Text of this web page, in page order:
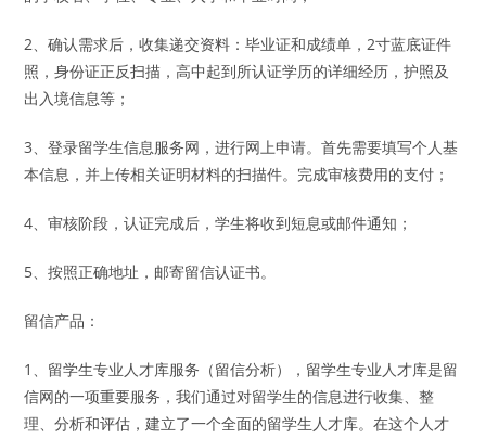
2、确认需求后，收集递交资料：毕业证和成绩单，2寸蓝底证件
照，身份证正反扫描，高中起到所认证学历的详细经历，护照及
出入境信息等；
3、登录留学生信息服务网，进行网上申请。首先需要填写个人基
本信息，并上传相关证明材料的扫描件。完成审核费用的支付；
4、审核阶段，认证完成后，学生将收到短息或邮件通知；
5、按照正确地址，邮寄留信认证书。
留信产品：
1、留学生专业人才库服务（留信分析），留学生专业人才库是留
信网的一项重要服务，我们通过对留学生的信息进行收集、整
理、分析和评估，建立了一个全面的留学生人才库。在这个人才